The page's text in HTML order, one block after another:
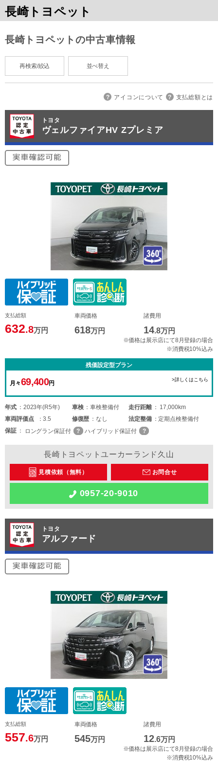
長崎トヨペット
長崎トヨペットの中古車情報
再検索/絞込 並べ替え
アイコンについて 支払総額とは
トヨタ
ヴェルファイアHV Zプレミア
支払総額
632.8万円
車両価格
618万円
諸費用
14.8万円
※価格は展示店にて8月登録の場合
※消費税10%込み
残価設定型プラン
月々69,400円
>詳しくはこちら
年式 2023年(R5年) 車検 車検整備付 走行距離
17,000km
車両評価点 3.5 修復歴 なし 法定整備
定期点検整備付
保証
ロングラン保証付 ハイブリッド保証付
長崎トヨペットユーカーランド久山
見積依頼（無料） お問合せ
0957-20-9010
トヨタ
アルファード
支払総額
557.6万円
車両価格
545万円
諸費用
12.6万円
※価格は展示店にて8月登録の場合
※消費税10%込み